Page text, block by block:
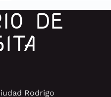
DE
Rodrigo